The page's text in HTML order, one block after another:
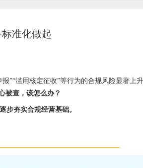
准化做起
”“滥用核定征收”等行为的合规风险显著上
被查，该怎么办？
步夯实合规经营基础。